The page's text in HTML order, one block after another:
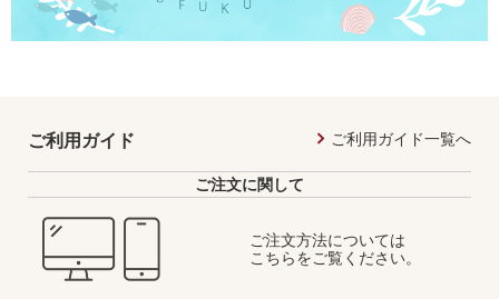
ご利用ガイド ご利用ガイド一覧へ
ご注文に関して
ご注文方法については
こちらをご覧ください。